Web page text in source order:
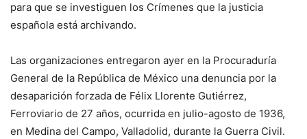
para que se investiguen los Crímenes que la justicia
española está archivando.
Las organizaciones entregaron ayer en la Procuraduría
General de la República de México una denuncia por la
desaparición forzada de Félix Llorente Gutiérrez,
Ferroviario de 27 años, ocurrida en julio-agosto de 1936,
en Medina del Campo, Valladolid, durante la Guerra Civil.